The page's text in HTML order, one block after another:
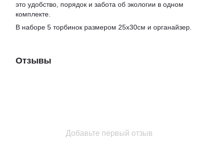
это удобство, порядок и забота об экологии в одном
комплекте.
В наборе 5 торбинок размером 25х30см и органайзер.
Отзывы
Добавьте первый отзыв